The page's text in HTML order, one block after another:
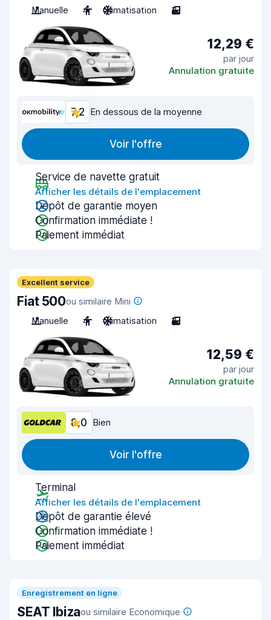
Manuelle 4 Climatisation 3
12,29 €
par jour
Annulation gratuite
7,2 En dessous de la moyenne
Voir l'offre
Service de navette gratuit
Afficher les détails de l'emplacement
Dépôt de garantie moyen
Confirmation immédiate !
Paiement immédiat
Excellent service
Fiat 500ou similaire Mini
Manuelle
4 Climatisation 3
12,59 €
par jour
Annulation gratuite
8,0 Bien
Voir l'offre
Terminal
Afficher les détails de l'emplacement
Dépôt de garantie élevé
Confirmation immédiate !
Paiement immédiat
Enregistrement en ligne
SEAT Ibizaou similaire Economique